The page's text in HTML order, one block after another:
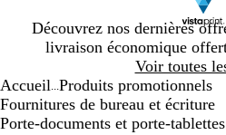
Découvrez nos dernières
livraison économique
Voir toutes
Diapositive
1
Accueil Produits promotionnels
Fournitures de bureau et écriture
Porte-documents et porte-tablettes